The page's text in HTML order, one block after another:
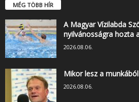
MÉG TÖBB HÍR
A Magyar Vízilabda
nyilvánosságra hozta
2026.08.06.
Mikor lesz a
2026.08.06.